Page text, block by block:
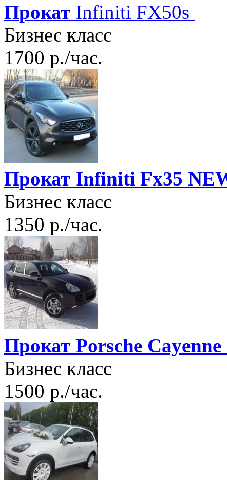
Прокат Infiniti FX50s
Бизнес класс
1700 р./час.
Прокат Infiniti Fx35
Бизнес класс
1350 р./час.
Прокат Porsche Cayenne
Бизнес класс
1500 р./час.